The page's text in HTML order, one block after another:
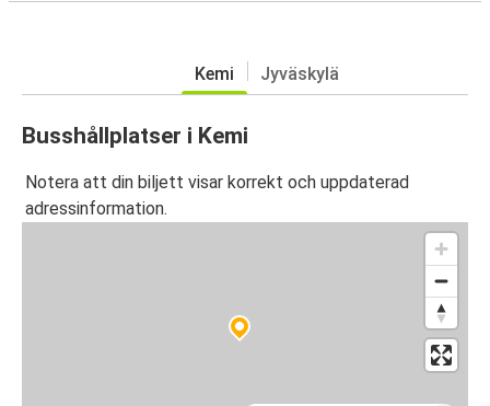
Kemi Jyväskylä
Busshållplatser i Kemi
Notera att din biljett visar korrekt och uppdaterad
adressinformation.